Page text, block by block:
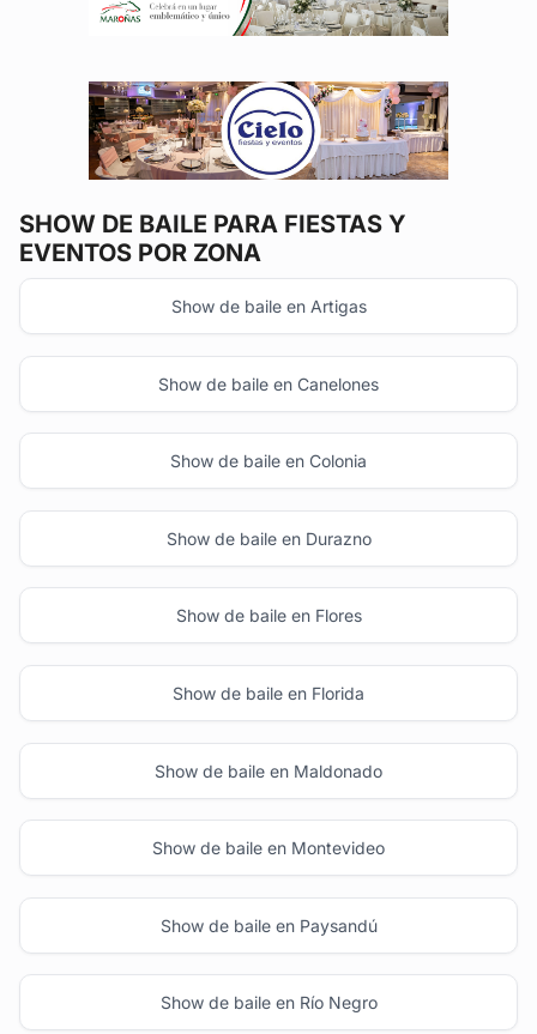
SHOW DE BAILE PARA FIESTAS Y
EVENTOS POR ZONA
Show de baile en Artigas
Show de baile en Canelones
Show de baile en Colonia
Show de baile en Durazno
Show de baile en Flores
Show de baile en Florida
Show de baile en Maldonado
Show de baile en Montevideo
Show de baile en Paysandú
Show de baile en Río Negro